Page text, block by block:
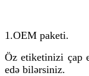
1.OEM paketi.
Öz etiketinizi çap
edə bilərsiniz.